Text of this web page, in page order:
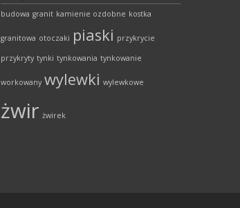
budowa granit kamienie ozdobne kostka
granitowa otoczaki piaski przykrycie
przykryty tynki tynkowania tynkowanie
workowany wylewki wylewkowe
żwir żwirek